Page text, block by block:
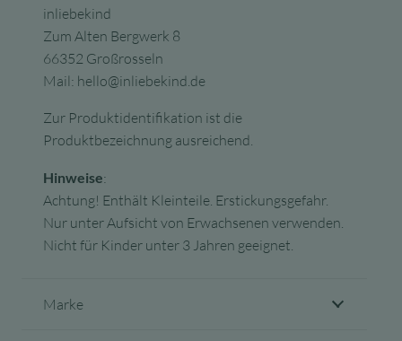
inliebekind
Zum Alten Bergwerk 8
66352 Großrosseln
Mail: hello@inliebekind.de
Zur Produktidentifikation ist die
Produktbezeichnung ausreichend.
Hinweise:
Achtung! Enthält Kleinteile. Erstickungsgefahr.
Nur unter Aufsicht von Erwachsenen verwenden.
Nicht für Kinder unter 3 Jahren geeignet.
Marke